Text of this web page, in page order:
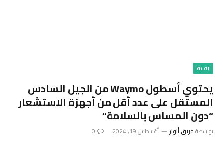
تقنية
يحتوي أسطول Waymo من الجيل السادس
المستقل على عدد أقل من أجهزة الاستشعار
“دون المساس بالسلامة”
بواسطةفريق أنوار أغسطس 19, 2024 0